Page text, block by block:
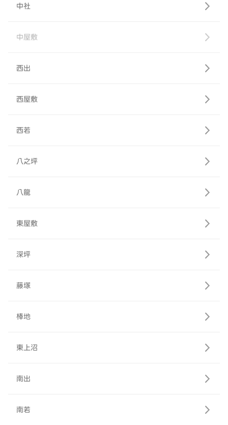
中社
中屋敷
西出
西屋敷
西若
八之坪
八龍
東屋敷
深坪
藤塚
棒地
東上沼
南出
南若